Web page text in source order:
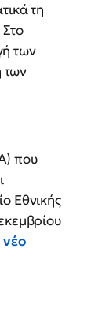
τη
Στο
των
των
που
Εθνικής
νέο